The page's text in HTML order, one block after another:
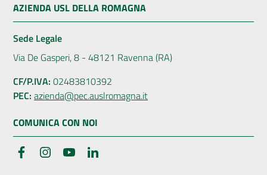
AZIENDA USL DELLA ROMAGNA
Sede Legale
Via De Gasperi, 8 - 48121 Ravenna (RA)
CF/P.IVA: 02483810392
PEC: azienda@pec.auslromagna.it
COMUNICA CON NOI
FacebookInstagramYouTube